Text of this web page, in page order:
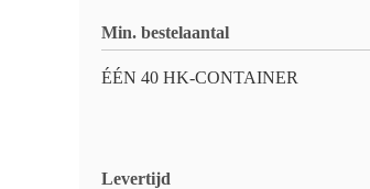
Min. bestelaantal
ÉÉN 40 HK-CONTAINER
Levertijd